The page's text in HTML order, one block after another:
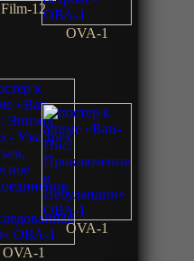
Film-12
OVA-1
OVA-1
OVA-1